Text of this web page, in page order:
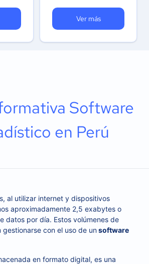
Ver más
Software
en Perú
al utilizar internet y dispositivos
aproximadamente 2,5 exabytes o
datos por día. Estos volúmenes de
con el uso de unsoftware
en formato digital, es una